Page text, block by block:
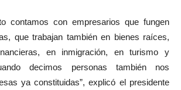
contamos con empresarios que fungen
que trabajan también en bienes raíces,
en inmigración, en turismo y
decimos personas también nos
ya constituidas”, explicó el presidente